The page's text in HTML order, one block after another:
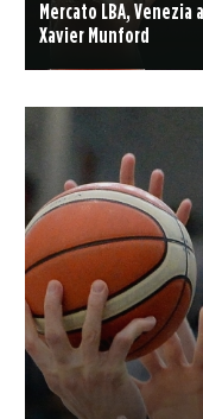
Mercato LBA, Venezia
Xavier Munford